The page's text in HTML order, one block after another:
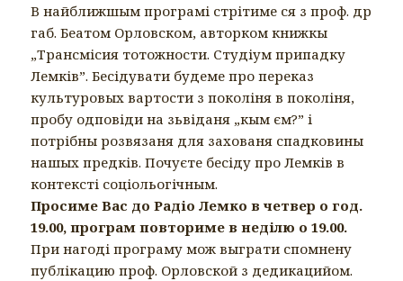
В найближшым програмі стрітиме ся з проф. др
габ. Беатом Орловском, авторком книжкы
„Трансмісия тотожности. Студіум припадку
Лемків”. Бесідувати будеме про переказ
культуровых вартости з поколіня в поколіня,
пробу одповіди на зьвіданя „кым єм?” і
потрібны розвязаня для захованя спадковины
нашых предків. Почуєте бесіду про Лемків в
контексті соціольогічным.
Просиме Вас до Радіо Лемко в четвер о год.
19.00, програм повториме в неділю о 19.00.
При нагоді програму мож выграти спомнену
публікацию проф. Орловской з дедикацийом.